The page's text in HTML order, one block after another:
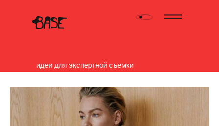
идеи для экспертной съемки